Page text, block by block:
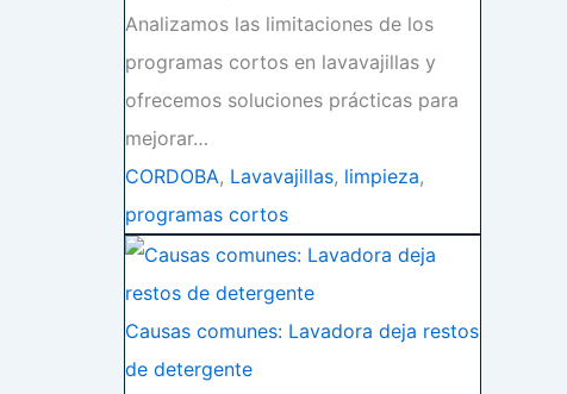
Analizamos las limitaciones de los
programas cortos en lavavajillas y
ofrecemos soluciones prácticas para
mejorar…
CORDOBA, Lavavajillas, limpieza,
programas cortos
Causas comunes: Lavadora deja restos
de detergente